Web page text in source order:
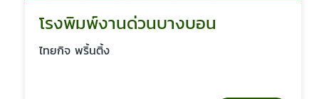
โรงพิมพ์งานด่วนบางบอน
ไทยกิจ พริ้นติ้ง